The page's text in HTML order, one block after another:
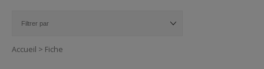
Accueil > Fiche